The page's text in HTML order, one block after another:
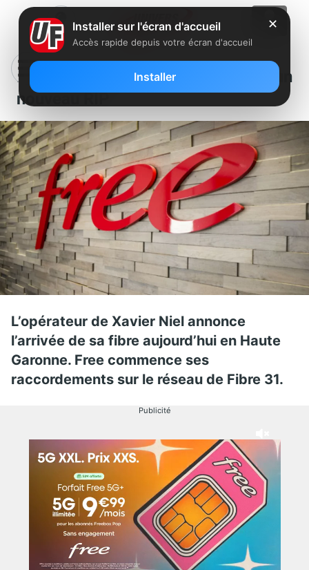
La fibre de Free arrive dans un
nouveau RIP
L’opérateur de Xavier Niel annonce
l’arrivée de sa fibre aujourd’hui en Haute
Garonne. Free commence ses
raccordements sur le réseau de Fibre 31.
Publicité
✕
Installer sur l'écran d'accueil
Accès rapide depuis votre écran d'accueil
Installer